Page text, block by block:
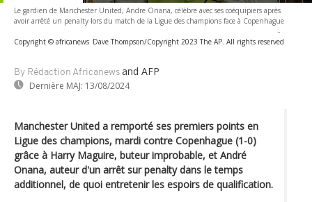
Le gardien de Manchester United, Andre Onana, célèbre avec ses coéquipiers après
avoir arrêté un penalty lors du match de la Ligue des champions face à Copenhague
-
Copyright © africanews Dave Thompson/Copyright 2023 The AP. All rights reserved
By Rédaction Africanews and AFP
Dernière MAJ: 13/08/2024
Manchester United a remporté ses premiers points en
Ligue des champions, mardi contre Copenhague (1-0)
grâce à Harry Maguire, buteur improbable, et André
Onana, auteur d'un arrêt sur penalty dans le temps
additionnel, de quoi entretenir les espoirs de qualification.